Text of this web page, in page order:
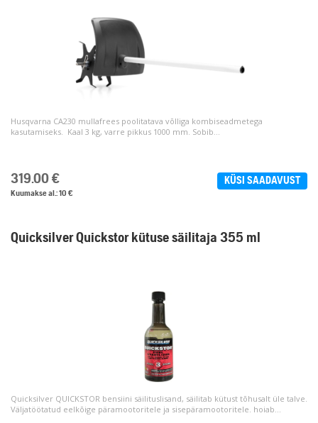
Husqvarna CA230 mullafrees poolitatava võlliga kombiseadmetega
kasutamiseks. Kaal 3 kg, varre pikkus 1000 mm. Sobib...
319.00 € KÜSI SAADAVUST
Kuumakse al.: 10 €
Quicksilver Quickstor kütuse säilitaja 355 ml
Quicksilver QUICKSTOR bensiini säilituslisand, säilitab kütust tõhusalt üle talve.
Väljatöötatud eelkõige päramootoritele ja sisepäramootoritele. hoiab...